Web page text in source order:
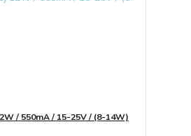
/ 550mA / 15-25V / (8-14W)